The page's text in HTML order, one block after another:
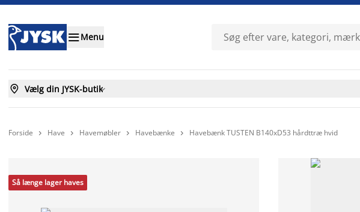
Menu
 Vælg din JYSK-butik
Forside  Have  Havemøbler  Havebænke  Havebænk TUSTEN B140xD53 hårdttræ hvid
Så længe lager haves